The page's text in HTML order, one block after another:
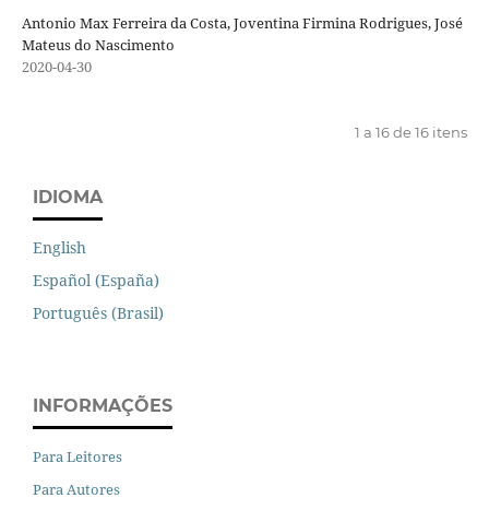
Antonio Max Ferreira da Costa, Joventina Firmina Rodrigues, José
Mateus do Nascimento
2020-04-30
1 a 16 de 16 itens
IDIOMA
English
Español (España)
Português (Brasil)
INFORMAÇÕES
Para Leitores
Para Autores